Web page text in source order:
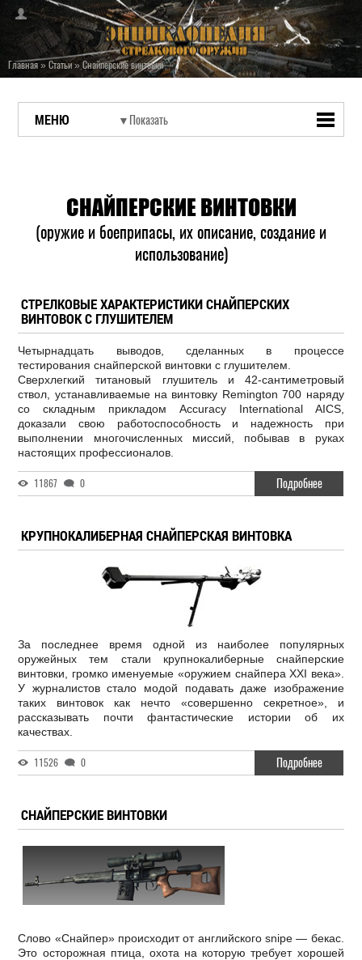
Главная»Статьи»Снайперские винтовки
МЕНЮ
СНАЙПЕРСКИЕ ВИНТОВКИ
(оружие и боеприпасы, их описание, создание и
использование)
СТРЕЛКОВЫЕ ХАРАКТЕРИСТИКИ СНАЙПЕРСКИХ
ВИНТОВОК С ГЛУШИТЕЛЕМ
Четырнадцать выводов, сделанных в процессе
тестирования снайперской винтовки с глушителем.
Сверхлегкий титановый глушитель и 42-сантиметровый
ствол, устанавливаемые на винтовку Remington 700 наряду
со складным прикладом Accuracy International AICS,
доказали свою работоспособность и надежность при
выполнении многочисленных миссий, побывав в руках
настоящих профессионалов.
11867 0 Подробнее
КРУПНОКАЛИБЕРНАЯ СНАЙПЕРСКАЯ ВИНТОВКА
За последнее время одной из наиболее популярных
оружейных тем стали крупнокалиберные снайперские
винтовки, громко именуемые «оружием снайпера XXI века».
У журналистов стало модой подавать даже изображение
таких винтовок как нечто «совершенно секретное», и
рассказывать почти фантастические истории об их
качествах.
11526 0 Подробнее
СНАЙПЕРСКИЕ ВИНТОВКИ
Слово «Снайпер» происходит от английского snipe — бекас.
Это осторожная птица, охота на которую требует хорошей